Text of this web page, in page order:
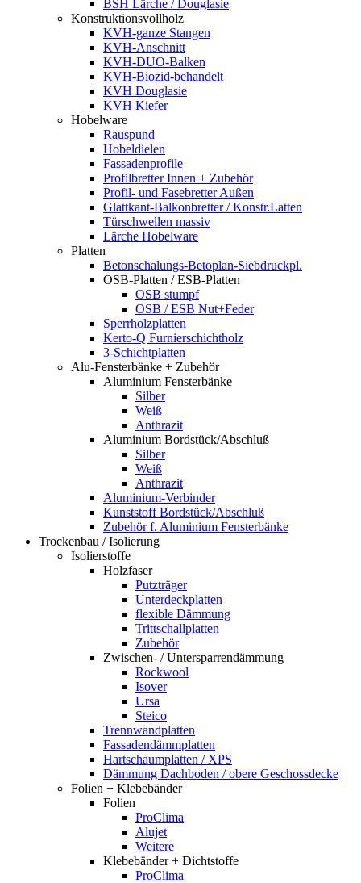
BSH Lärche / Douglasie
Konstruktionsvollholz
KVH-ganze Stangen
KVH-Anschnitt
KVH-DUO-Balken
KVH-Biozid-behandelt
KVH Douglasie
KVH Kiefer
Hobelware
Rauspund
Hobeldielen
Fassadenprofile
Profilbretter Innen + Zubehör
Profil- und Fasebretter Außen
Glattkant-Balkonbretter / Konstr.Latten
Türschwellen massiv
Lärche Hobelware
Platten
Betonschalungs-Betoplan-Siebdruckpl.
OSB-Platten / ESB-Platten
OSB stumpf
OSB / ESB Nut+Feder
Sperrholzplatten
Kerto-Q Furnierschichtholz
3-Schichtplatten
Alu-Fensterbänke + Zubehör
Aluminium Fensterbänke
Silber
Weiß
Anthrazit
Aluminium Bordstück/Abschluß
Silber
Weiß
Anthrazit
Aluminium-Verbinder
Kunststoff Bordstück/Abschluß
Zubehör f. Aluminium Fensterbänke
Trockenbau / Isolierung
Isolierstoffe
Holzfaser
Putzträger
Unterdeckplatten
flexible Dämmung
Trittschallplatten
Zubehör
Zwischen- / Untersparrendämmung
Rockwool
Isover
Ursa
Steico
Trennwandplatten
Fassadendämmplatten
Hartschaumplatten / XPS
Dämmung Dachboden / obere Geschossdecke
Folien + Klebebänder
Folien
ProClima
Alujet
Weitere
Klebebänder + Dichtstoffe
ProClima